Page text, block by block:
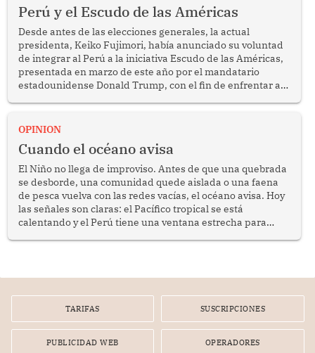
Perú y el Escudo de las Américas
Desde antes de las elecciones generales, la actual
presidenta, Keiko Fujimori, había anunciado su voluntad
de integrar al Perú a la iniciativa Escudo de las Américas,
presentada en marzo de este año por el mandatario
estadounidense Donald Trump, con el fin de enfrentar al
OPINION
Cuando el océano avisa
El Niño no llega de improviso. Antes de que una quebrada
se desborde, una comunidad quede aislada o una faena
de pesca vuelva con las redes vacías, el océano avisa. Hoy
las señales son claras: el Pacífico tropical se está
calentando y el Perú tiene una ventana estrecha para
TARIFAS SUSCRIPCIONES
PUBLICIDAD WEB OPERADORES